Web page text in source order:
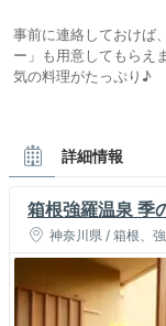
事前に連絡しておけば
ー」も用意してもらえ
気の料理がたっぷり♪
詳細情報
箱根強羅温泉 季
神奈川県 / 箱根、